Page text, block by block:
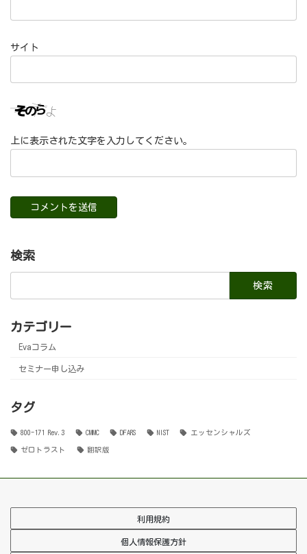
サイト
上に表示された文字を入力してください。
検索
検
カテゴリー
Evaコラム
セミナー申し込み
タグ
800-171 Rev.3 CMMC DFARS NIST エッセンシャルズ
ゼロトラスト 翻訳版
利用規約
個人情報保護方針